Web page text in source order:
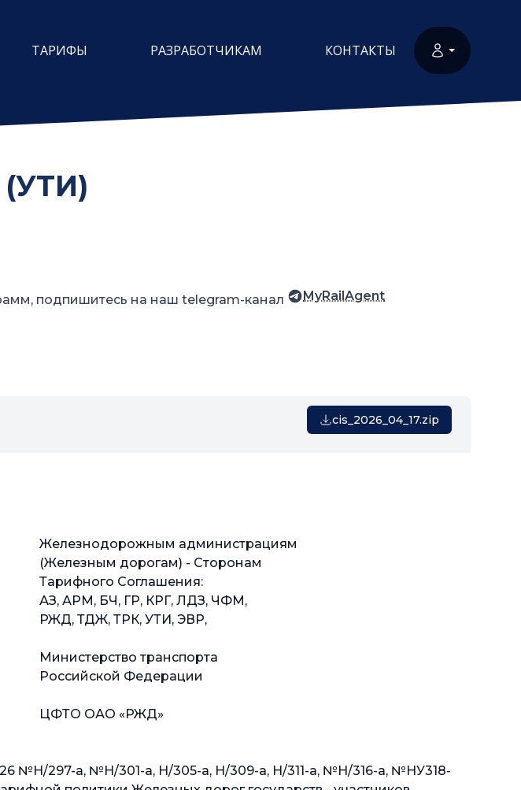
ТАРИФЫ РАЗРАБОТЧИКАМ КОНТАКТЫ
подпишитесь на наш telegram-канал MyRailAgent
cis_2026_04_17.zip
- Сторонам
ЛДЗ, ЧФМ,
ЭВР,
№Н/297-а, №Н/301-а, Н/305-а, Н/309-а, Н/311-а, №Н/316-а, №НУ318-